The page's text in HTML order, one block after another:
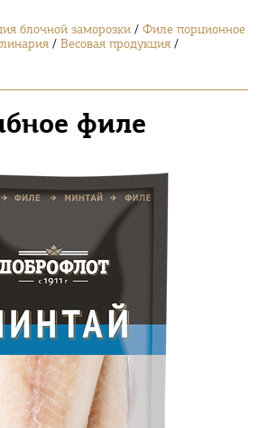
блочной заморозки / Филе порционное
/ Весовая продукция /
филе